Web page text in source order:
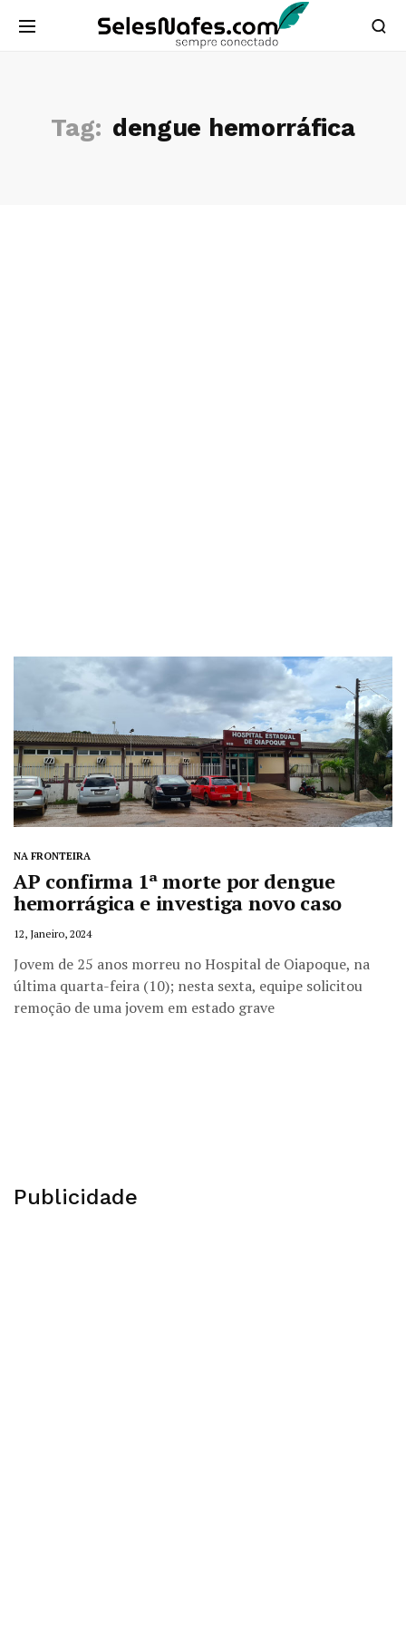
Tag: dengue hemorráfica
NA FRONTEIRA
AP confirma 1ª morte por dengue
hemorrágica e investiga novo caso
12, Janeiro, 2024
Jovem de 25 anos morreu no Hospital de Oiapoque, na
última quarta-feira (10); nesta sexta, equipe solicitou
remoção de uma jovem em estado grave
Publicidade